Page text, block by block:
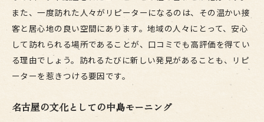
ノスタルジックな朝の散策
また、一度訪れた人々がリピーターになるのは、その温かい接
客と居心地の良い空間にあります。地域の人々にとって、安心
して訪れられる場所であることが、口コミでも高評価を得てい
る理由でしょう。訪れるたびに新しい発見があることも、リピ
ーターを惹きつける要因です。
名古屋の文化としての中島モーニング